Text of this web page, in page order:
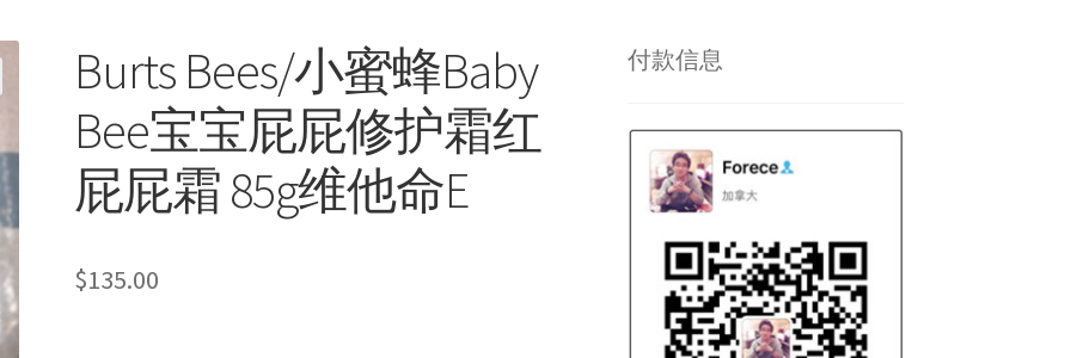
Burts Bees/小蜜蜂Baby
Bee宝宝屁屁修护霜红
屁屁霜 85g维他命E
$135.00
付款信息